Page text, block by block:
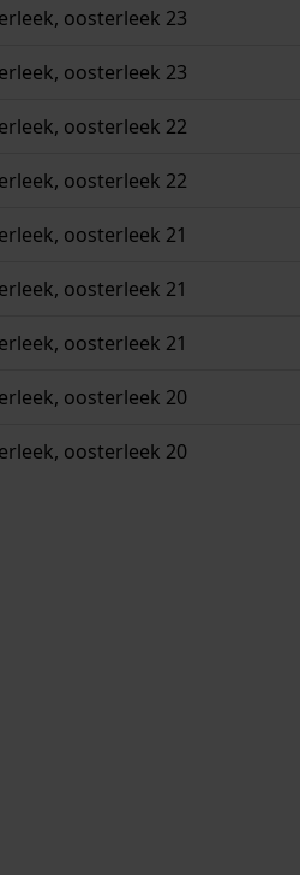
oosterleek 23
oosterleek 23
oosterleek 22
oosterleek 22
oosterleek 21
oosterleek 21
oosterleek 21
oosterleek 20
oosterleek 20